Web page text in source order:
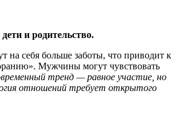
и родительство.
на себя больше заботы, что приводит к
Мужчины могут чувствовать
тренд — равное участие, но
отношений требует открытого